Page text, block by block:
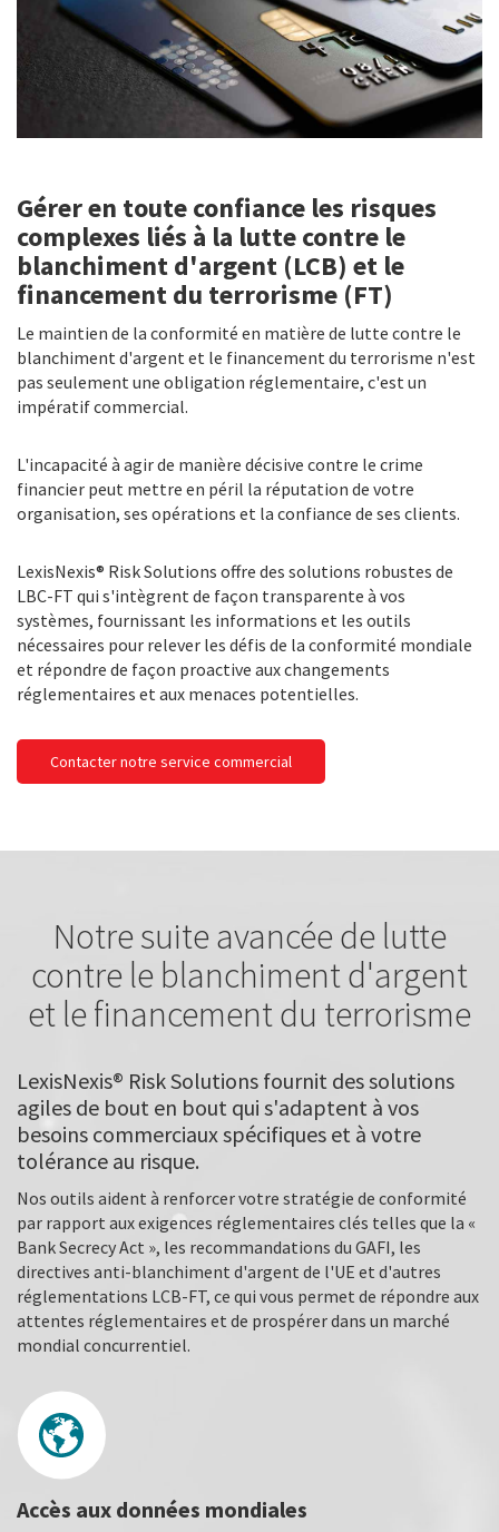
Gérer en toute confiance les risques
complexes liés à la lutte contre le
blanchiment d'argent (LCB) et le
financement du terrorisme (FT)
Le maintien de la conformité en matière de lutte contre le
blanchiment d'argent et le financement du terrorisme n'est
pas seulement une obligation réglementaire, c'est un
impératif commercial.
L'incapacité à agir de manière décisive contre le crime
financier peut mettre en péril la réputation de votre
organisation, ses opérations et la confiance de ses clients.
LexisNexis® Risk Solutions offre des solutions robustes de
LBC-FT qui s'intègrent de façon transparente à vos
systèmes, fournissant les informations et les outils
nécessaires pour relever les défis de la conformité mondiale
et répondre de façon proactive aux changements
réglementaires et aux menaces potentielles.
Contacter notre service commercial
Notre suite avancée de lutte
contre le blanchiment d'argent
et le financement du terrorisme
LexisNexis® Risk Solutions fournit des solutions
agiles de bout en bout qui s'adaptent à vos
besoins commerciaux spécifiques et à votre
tolérance au risque.
Nos outils aident à renforcer votre stratégie de conformité
par rapport aux exigences réglementaires clés telles que la «
Bank Secrecy Act », les recommandations du GAFI, les
directives anti-blanchiment d'argent de l'UE et d'autres
réglementations LCB-FT, ce qui vous permet de répondre aux
attentes réglementaires et de prospérer dans un marché
mondial concurrentiel.
Accès aux données mondiales